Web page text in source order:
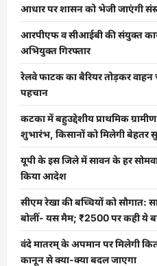
आधार पर शासन को भेजी जाएंगी
आरपीएफ व सीआईबी की संयुक्त
अभियुक्त गिरफ्तार
रेलवे फाटक का बैरियर तोड़कर
पहचान
कटका में बहुउद्देशीय प्राथमिक
शुभारंभ, किसानों को मिलेगी बेहतर
यूपी के इस जिले में सावन के हर
किया आदेश
सीएम रेखा की बच्चियों को सौगात:
बोलीं- यस मैम; ₹2500 पर कही ये
वंदे मातरम् के अपमान पर मिलेगी
कानून से क्या-क्या बदल जाएगा